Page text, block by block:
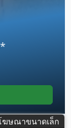
*
ฆษณาขนาดเล็ก